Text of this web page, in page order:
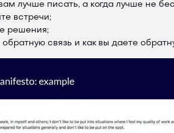
лучше писать, а когда лучше не
встречи;
решения;
обратную связь и как вы даете